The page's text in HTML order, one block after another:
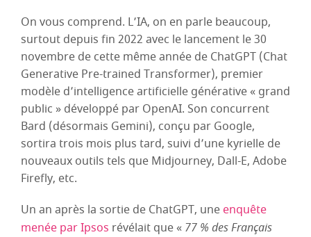
On vous comprend. L’IA, on en parle beaucoup,
surtout depuis fin 2022 avec le lancement le 30
novembre de cette même année de ChatGPT (Chat
Generative Pre-trained Transformer), premier
modèle d’intelligence artificielle générative « grand
public » développé par OpenAI. Son concurrent
Bard (désormais Gemini), conçu par Google,
sortira trois mois plus tard, suivi d’une kyrielle de
nouveaux outils tels que Midjourney, Dall-E, Adobe
Firefly, etc.
Un an après la sortie de ChatGPT, une enquête
menée par Ipsos révélait que « 77 % des Français